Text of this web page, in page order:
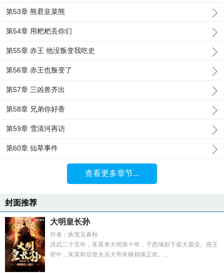
第53章 熊君韭菜熊
第54章 用粑粑丢你们
第55章 赤王 他没叛变我吃史
第56章 赤王也叛变了
第57章 三凶兽齐出
第58章 兄弟你好香
第59章 雪清河再访
第60章 仙草事件
查看更多章节...
封面推荐
大明皇长孙
作者：执笔见春秋
洪武二十五年，朱英来大明第十年，于西域创下偌大基业。燕王
府中，朱英和后世永乐大帝朱棣相谈正欢。...